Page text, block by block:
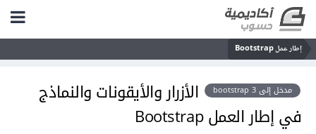
إطار عمل Bootstrap
مدخل إلى bootstrap 3
الأزرار والأيقونات والنماذج
في إطار العمل Bootstrap